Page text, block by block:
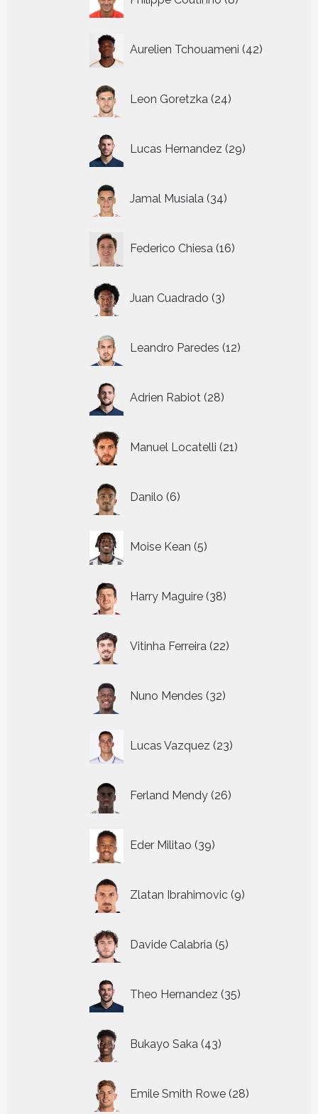
producten
Aurelien Tchouameni 42
producten
Leon Goretzka 24
producten
Lucas Hernandez 29
producten
Jamal Musiala 34
producten
Federico Chiesa 16
producten
Juan Cuadrado 3
producten
Leandro Paredes 12
producten
Adrien Rabiot 28
producten
Manuel Locatelli 21
producten
Danilo 6
producten
Moise Kean 5
producten
Harry Maguire 38
producten
Vitinha Ferreira 22
producten
Nuno Mendes 32
producten
Lucas Vazquez 23
producten
Ferland Mendy 26
producten
Eder Militao 39
producten
Zlatan Ibrahimovic 9
producten
Davide Calabria 5
producten
Theo Hernandez 35
producten
Bukayo Saka 43
producten
Emile Smith Rowe 28
producten